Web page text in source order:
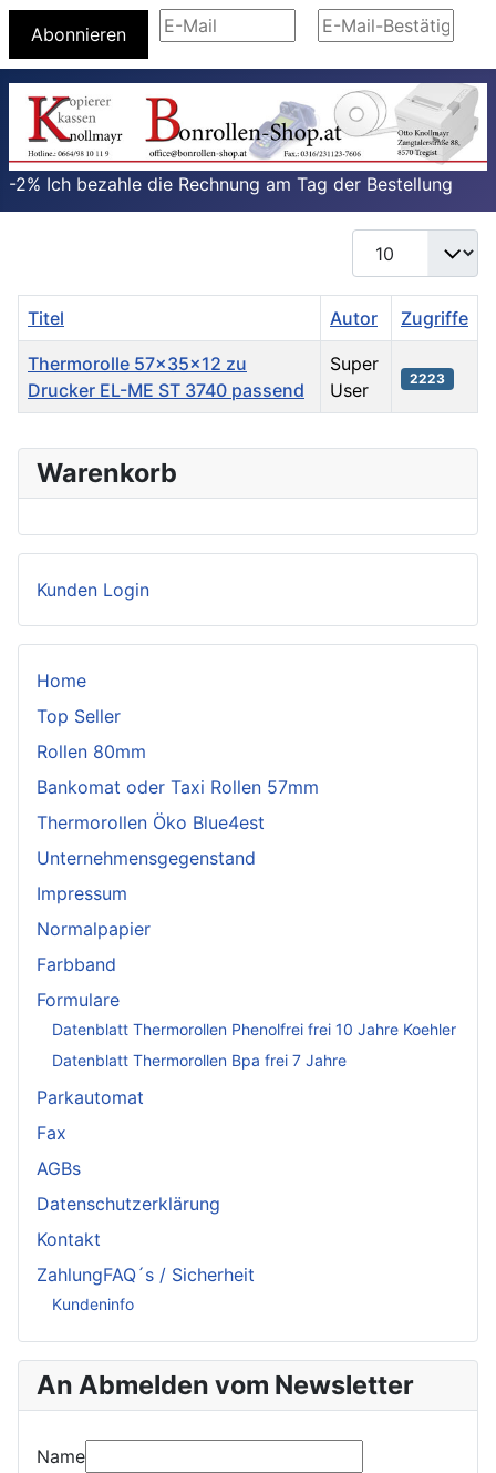
Abonnieren
-2% Ich bezahle die Rechnung am Tag der Bestellung
Warenkorb
Kunden Login
Home
Top Seller
Rollen 80mm
Bankomat oder Taxi Rollen 57mm
Thermorollen Öko Blue4est
Unternehmensgegenstand
Impressum
Normalpapier
Farbband
Formulare
Datenblatt Thermorollen Phenolfrei frei 10 Jahre Koehler
Datenblatt Thermorollen Bpa frei 7 Jahre
Parkautomat
Fax
AGBs
Datenschutzerklärung
Kontakt
ZahlungFAQ´s / Sicherheit
Kundeninfo
An Abmelden vom Newsletter
Name
Titel Autor Zugriffe
Thermorolle 57x35x12 zu
Drucker EL-ME ST 3740 passend
Super
User
2223